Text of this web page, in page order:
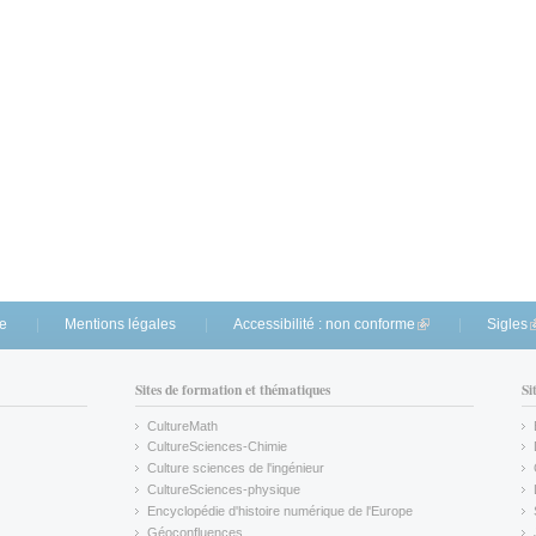
Mentions légales Accessibilité : non conforme (link is external)
Sigles
Sites de formation et thématiques
CultureMath
(link is external)
CultureSciences-Chimie
(link is external)
Culture sciences de l'ingénieur
CultureSciences-physique
(link is external)
Encyclopédie d'histoire numérique de l'Europe
(link is external)
Géoconfluences